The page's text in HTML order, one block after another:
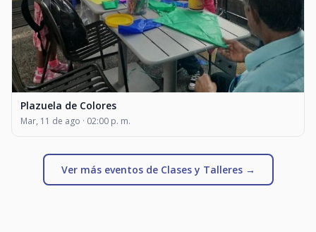
Plazuela de Colores
Mar, 11 de ago · 02:00 p. m.
Ver más eventos de Clases y Talleres →